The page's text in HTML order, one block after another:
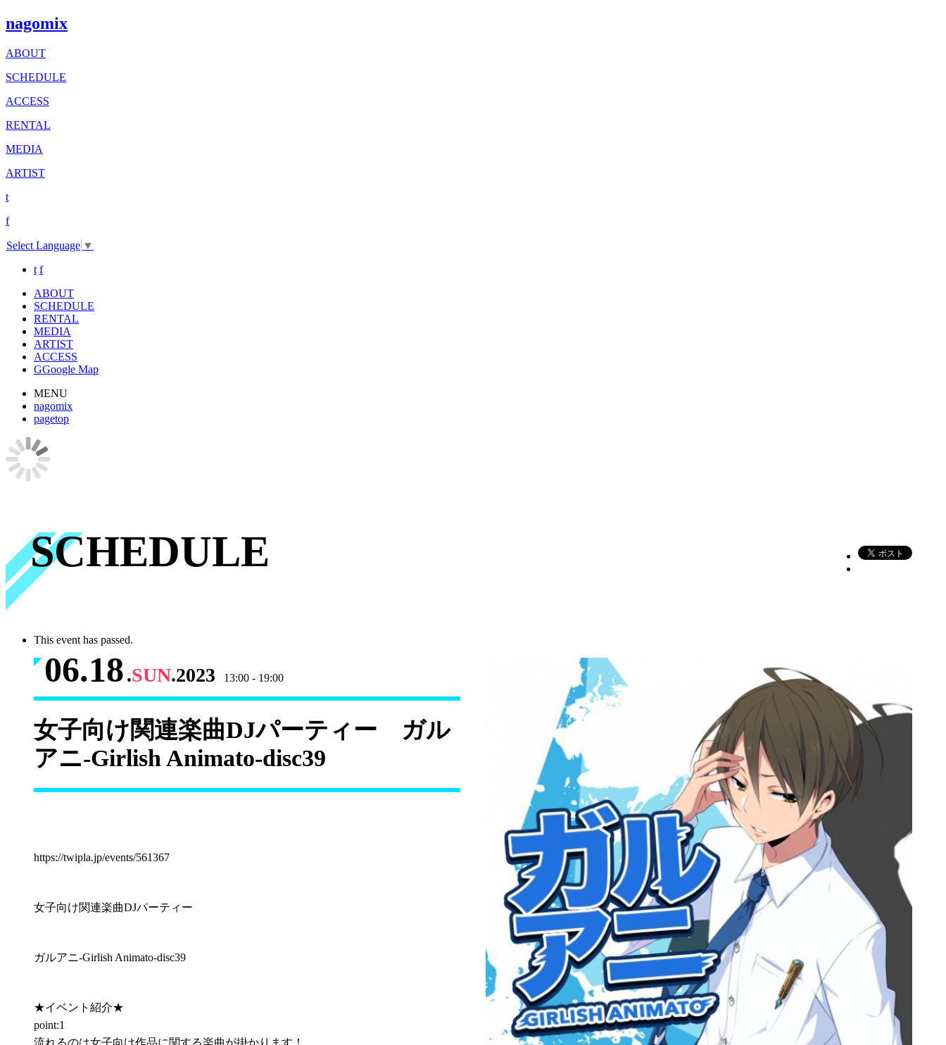
nagomix
ABOUT
SCHEDULE
ACCESS
RENTAL
MEDIA
ARTIST
t
f
Select Language ▼
t f
ABOUT
SCHEDULE
RENTAL
MEDIA
ARTIST
ACCESS
GGoogle Map
MENU
nagomix
pagetop
SCHEDULE
This event has passed.
06.18.SUN.2023 13:00 - 19:00
女子向け関連楽曲DJパーティー ガル
アニ-Girlish Animato-disc39
https://twipla.jp/events/561367
女子向け関連楽曲DJパーティー
ガルアニ-Girlish Animato-disc39
★イベント紹介★
point:1
流れるのは女子向け作品に関する楽曲が掛かります！